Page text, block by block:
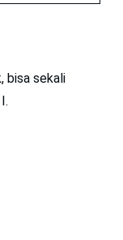
bisa sekali